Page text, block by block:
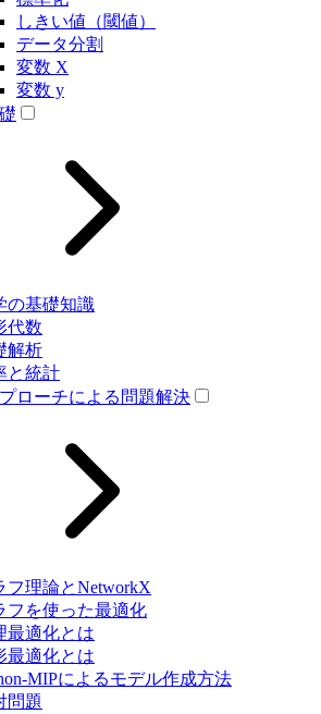
しきい値（閾値）
データ分割
変数 X
変数 y
の基礎知識
代数
解析
と統計
ローチによる問題解決
フ理論とNetworkX
フを使った最適化
最適化とは
最適化とは
MIPによるモデル作成方法
問題